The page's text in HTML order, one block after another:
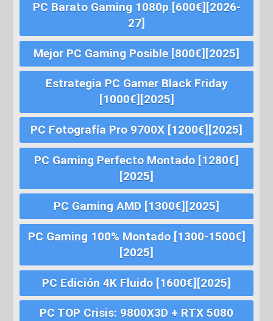
PC Barato Gaming 1080p [600€][2026-
27]
Mejor PC Gaming Posible [800€][2025]
Estrategia PC Gamer Black Friday
[1000€][2025]
PC Fotografía Pro 9700X [1200€][2025]
PC Gaming Perfecto Montado [1280€]
[2025]
PC Gaming AMD [1300€][2025]
PC Gaming 100% Montado [1300-1500€]
[2025]
PC Edición 4K Fluido [1600€][2025]
PC TOP Crisis: 9800X3D + RTX 5080